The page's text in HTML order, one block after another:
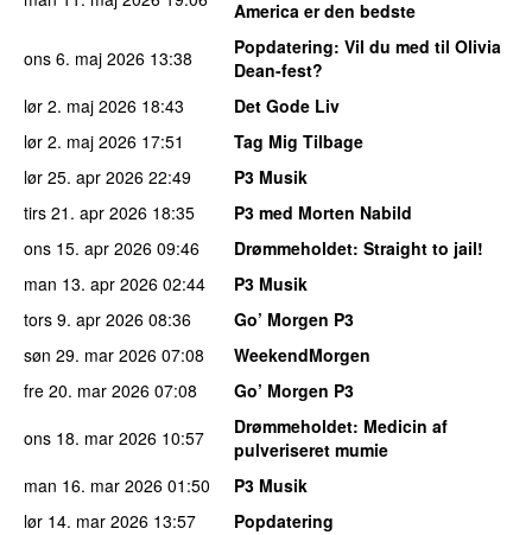
America er den bedste
ons 6. maj 2026 13:38 Popdatering: Vil du med til Olivia
Dean-fest?
lør 2. maj 2026 18:43
Det Gode Liv
lør 2. maj 2026 17:51
Tag Mig Tilbage
lør 25. apr 2026 22:49
P3 Musik
tirs 21. apr 2026 18:35
P3 med Morten Nabild
ons 15. apr 2026 09:46 Drømmeholdet: Straight to jail!
man 13. apr 2026 02:44
P3 Musik
tors 9. apr 2026 08:36
Go’ Morgen P3
søn 29. mar 2026 07:08
WeekendMorgen
fre 20. mar 2026 07:08
Go’ Morgen P3
ons 18. mar 2026 10:57 Drømmeholdet: Medicin af
pulveriseret mumie
man 16. mar 2026 01:50
P3 Musik
lør 14. mar 2026 13:57
Popdatering